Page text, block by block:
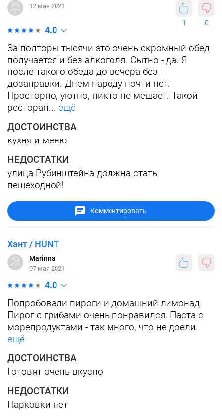
1 0
12 мая 2021
4.0
За полторы тысячи это очень скромный обед
получается и без алкоголя. Сытно - да. Я
после такого обеда до вечера без
дозаправки. Днем народу почти нет.
Просторно, уютно, никто не мешает. Такой
ресторан... ещё
ДОСТОИНСТВА
кухня и меню
НЕДОСТАТКИ
улица Рубинштейна должна стать
пешеходной!
Комментировать
Хант / HUNT
Marinna
07 мая 2021
4.0
Попробовали пироги и домашний лимонад.
Пирог с грибами очень понравился. Паста с
морепродуктами - так много, что не доели.
ещё
ДОСТОИНСТВА
Готовят очень вкусно
НЕДОСТАТКИ
Парковки нет